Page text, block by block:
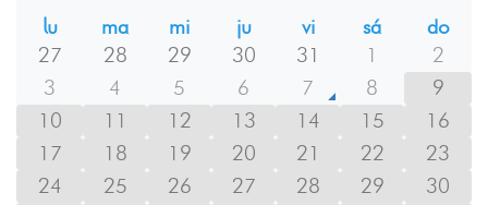
lu
ma mi ju vi sá
do
27
28 29 30 31 1
2
3
4 5 6 7 8
9
10
11 12 13 14 15
16
17
18 19 20 21 22
23
24
25 26 27 28 29
30